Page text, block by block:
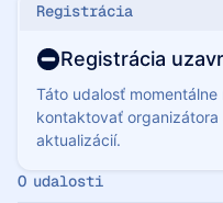
Registrácia
Registrácia
Táto udalosť
kontaktovať
aktualizácií.
O udalosti